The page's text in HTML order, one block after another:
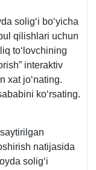
soligʻi boʻyicha
qilishlari uchun
toʻlovchining
interaktiv
хat joʻnating.
koʻrsating.
natijasida
soligʻi